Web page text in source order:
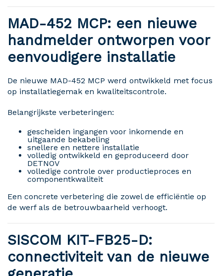
MAD-452 MCP: een nieuwe
handmelder ontworpen voor
eenvoudigere installatie
De nieuwe MAD-452 MCP werd ontwikkeld met focus
op installatiegemak en kwaliteitscontrole.
Belangrijkste verbeteringen:
gescheiden ingangen voor inkomende en
uitgaande bekabeling
snellere en nettere installatie
volledig ontwikkeld en geproduceerd door
DETNOV
volledige controle over productieproces en
componentkwaliteit
Een concrete verbetering die zowel de efficiëntie op
de werf als de betrouwbaarheid verhoogt.
SISCOM KIT-FB25-D:
connectiviteit van de nieuwe